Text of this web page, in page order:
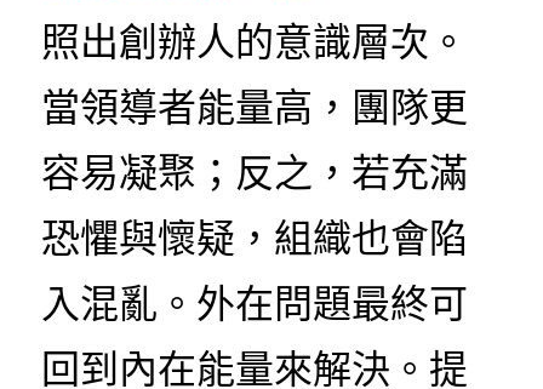
照出創辦人的意識層次。
當領導者能量高，團隊更
容易凝聚；反之，若充滿
恐懼與懷疑，組織也會陷
入混亂。外在問題最終可
回到內在能量來解決。提